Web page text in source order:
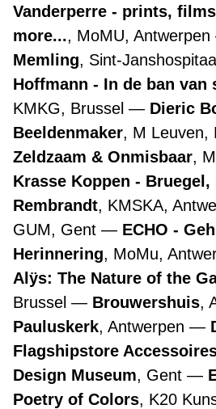
Vanderperre - prints,
more..., MoMU, Antwerpen
Memling, Sint-
Hoffmann - In de ban van
KMKG, Brussel
Dieric
Beeldenmaker, M Leuven,
Zeldzaam & Onmisbaar,
Krasse Koppen - Bruegel,
Rembrandt, KMSKA,
GUM, Gent
ECHO -
Herinnering, MoMu,
Alÿs: The Nature of the
Brussel
Brouwershuis,
Pauluskerk, Antwerpen
Flagshipstore
Design Museum, Gent
Poetry of Colors, K20